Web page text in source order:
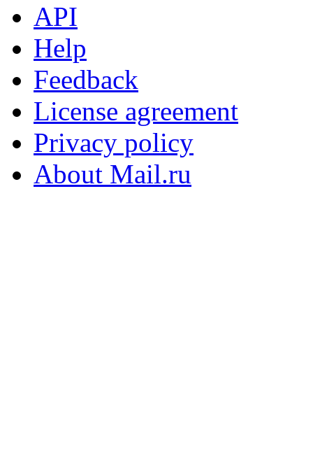
API
Help
Feedback
License agreement
Privacy policy
About Mail.ru